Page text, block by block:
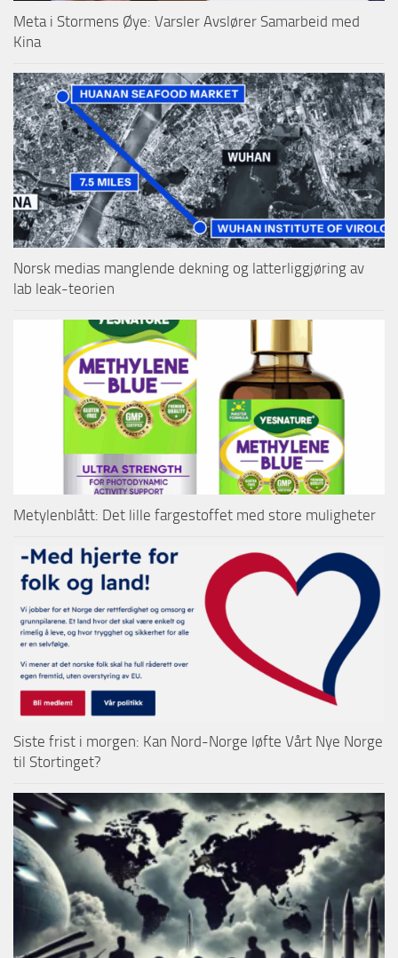
Meta i Stormens Øye: Varsler Avslører Samarbeid med
Kina
Norsk medias manglende dekning og latterliggjøring av
lab leak-teorien
Metylenblått: Det lille fargestoffet med store muligheter
Siste frist i morgen: Kan Nord-Norge løfte Vårt Nye Norge
til Stortinget?